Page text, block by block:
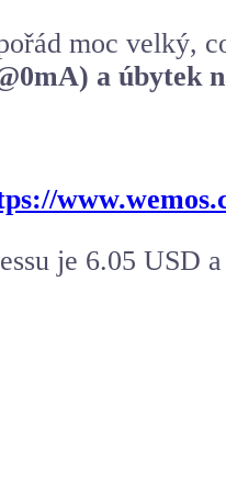
moc velký,
a úbytek
je 6.05 USD